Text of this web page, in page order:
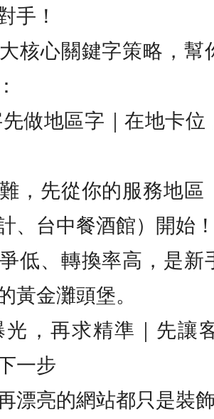
手！
核心關鍵字策略，幫
做地區字｜在地卡位
，先從你的服務地區
、台中餐酒館）開始！
低、轉換率高，是新
黃金灘頭堡。
，再求精準｜先讓
一步
漂亮的網站都只是裝飾